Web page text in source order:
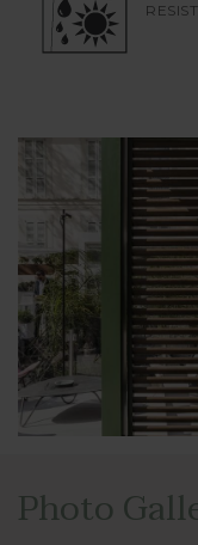
Enfin, avec
compris
comme
Photo